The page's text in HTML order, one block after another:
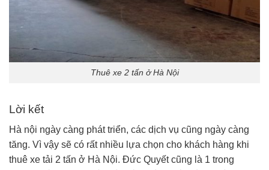
Thuê xe 2 tấn ở Hà Nội
Lời kết
Hà nội ngày càng phát triển, các dịch vụ cũng ngày càng
tăng. Vì vậy sẽ có rất nhiều lựa chọn cho khách hàng khi
thuê xe tải 2 tấn ở Hà Nội. Đức Quyết cũng là 1 trong